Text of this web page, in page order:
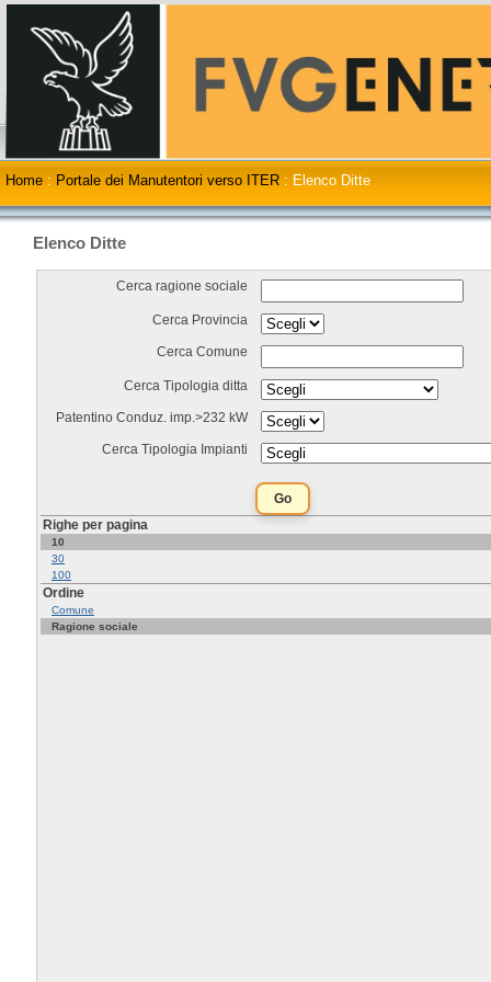
Home : Portale dei Manutentori verso ITER : Elenco Ditte
Elenco Ditte
Cerca ragione sociale
Cerca Provincia
Cerca Comune
Cerca Tipologia ditta
Patentino Conduz. imp.>232 kW
Cerca Tipologia Impianti
Righe per pagina
10
30
100
Ordine
Comune
Ragione sociale